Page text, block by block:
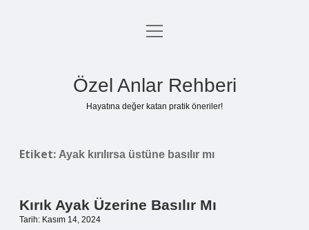
Anasayfa
menüyü
Özel Anlar Rehberi
Hayatına değer katan pratik öneriler!
Etiket: Ayak kırılırsa üstüne basılır mı
Kırık Ayak Üzerine Basılır Mı
Tarih: Kasım 14, 2024